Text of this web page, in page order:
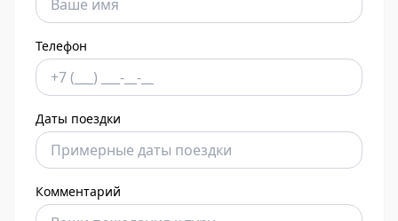
Телефон
Даты поездки
Комментарий